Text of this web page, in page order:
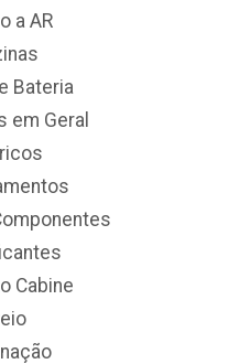
a AR
Bateria
em Geral
Cabine